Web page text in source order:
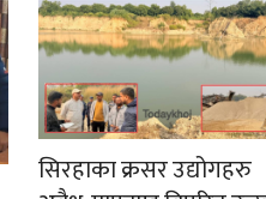
सिरहाका क्रसर उद्योगहरु